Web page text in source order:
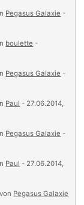
Pegasus Galaxie -
boulette -
Pegasus Galaxie -
Paul - 27.06.2014,
Pegasus Galaxie -
Paul - 27.06.2014,
Pegasus Galaxie